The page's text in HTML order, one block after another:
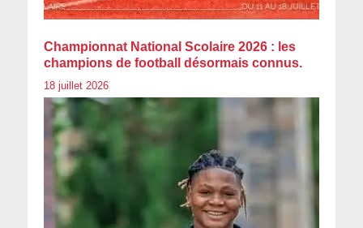
Championnat National Scolaire 2026 : les
champions de football désormais connus.
18 juillet 2026